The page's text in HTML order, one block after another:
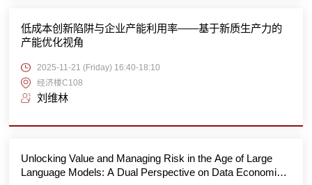
低成本创新陷阱与企业产能利用率——基于新质生产力的
产能优化视角
2025-11-21 (Friday) 16:40-18:10
经济楼C108
刘维林
Unlocking Value and Managing Risk in the Age of Large
Language Models: A Dual Perspective on Data Economics